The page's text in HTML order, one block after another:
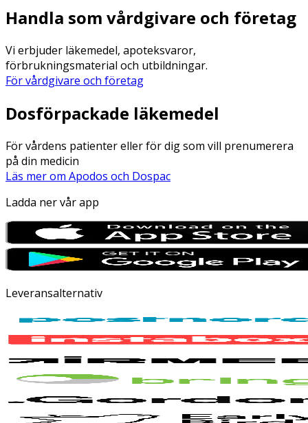
Handla som vårdgivare och företag
Vi erbjuder läkemedel, apoteksvaror,
förbrukningsmaterial och utbildningar.
För vårdgivare och företag
Dosförpackade läkemedel
För vårdens patienter eller för dig som vill prenumerera
på din medicin
Läs mer om Apodos och Dospac
Ladda ner vår app
Leveransalternativ